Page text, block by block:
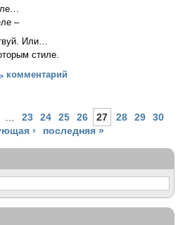
–
Или…
стиле.
поэту Микеланджело Буонарроти
комментарий
… 23 24 25 26 27 28 29
30
› последняя »